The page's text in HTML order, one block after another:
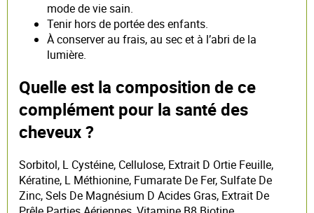
mode de vie sain.
Tenir hors de portée des enfants.
À conserver au frais, au sec et à l’abri de la
lumière.
Quelle est la composition de ce
complément pour la santé des
cheveux ?
Sorbitol, L Cystéine, Cellulose, Extrait D Ortie Feuille,
Kératine, L Méthionine, Fumarate De Fer, Sulfate De
Zinc, Sels De Magnésium D Acides Gras, Extrait De